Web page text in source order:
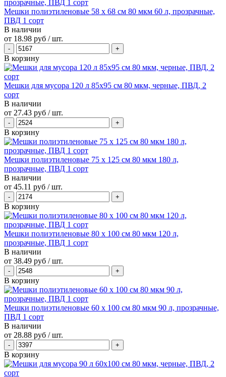
Мешки полиэтиленовые 58 х 68 см 80 мкм 60 л, прозрачные,
ПВД 1 сорт
В наличии
от 18.98 руб / шт.
В корзину
Мешки для мусора 120 л 85х95 см 80 мкм, черные, ПВД, 2
сорт
В наличии
от 27.43 руб / шт.
В корзину
Мешки полиэтиленовые 75 х 125 см 80 мкм 180 л,
прозрачные, ПВД 1 сорт
В наличии
от 45.11 руб / шт.
В корзину
Мешки полиэтиленовые 80 х 100 см 80 мкм 120 л,
прозрачные, ПВД 1 сорт
В наличии
от 38.49 руб / шт.
В корзину
Мешки полиэтиленовые 60 х 100 см 80 мкм 90 л, прозрачные,
ПВД 1 сорт
В наличии
от 28.88 руб / шт.
В корзину